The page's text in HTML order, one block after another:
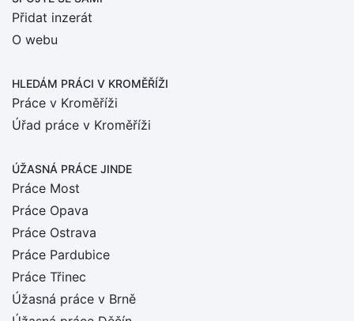
Přidat inzerát
O webu
HLEDÁM PRÁCI V KROMĚŘÍŽI
Práce v Kroměříži
Úřad práce v Kroměříži
ÚŽASNÁ PRÁCE JINDE
Práce Most
Práce Opava
Práce Ostrava
Práce Pardubice
Práce Třinec
Úžasná práce v Brně